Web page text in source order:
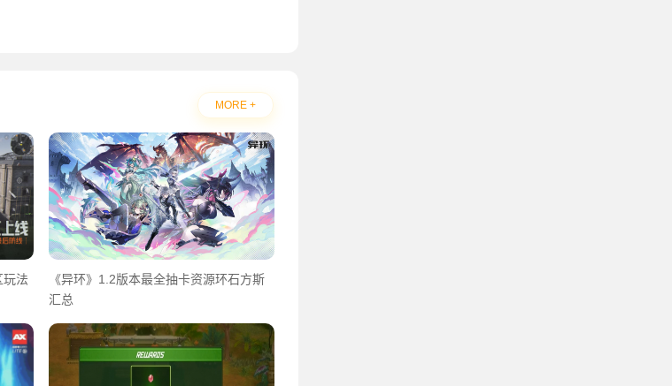
MORE +
玩法
《异环》1.2版本最全抽卡资源环石方斯
汇总